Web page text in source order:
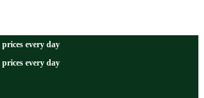
every day
every day